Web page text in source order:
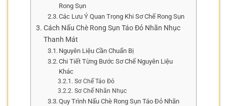
Rong Sụn
Các Lưu Ý Quan Trọng Khi Sơ Chế Rong Sụn
Cách Nấu Chè Rong Sụn Táo Đỏ Nhãn Nhục
Thanh Mát
Nguyên Liệu Cần Chuẩn Bị
Chi Tiết Từng Bước Sơ Chế Nguyên Liệu
Khác
Sơ Chế Táo Đỏ
Sơ Chế Nhãn Nhục
Quy Trình Nấu Chè Rong Sụn Táo Đỏ Nhãn